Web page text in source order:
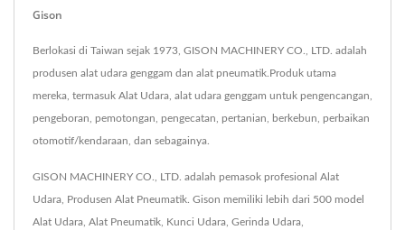
Gison
Berlokasi di Taiwan sejak 1973, GISON MACHINERY CO., LTD. adalah
produsen alat udara genggam dan alat pneumatik.Produk utama
mereka, termasuk Alat Udara, alat udara genggam untuk pengencangan,
pengeboran, pemotongan, pengecatan, pertanian, berkebun, perbaikan
otomotif/kendaraan, dan sebagainya.
GISON MACHINERY CO., LTD. adalah pemasok profesional Alat
Udara, Produsen Alat Pneumatik. Gison memiliki lebih dari 500 model
Alat Udara, Alat Pneumatik, Kunci Udara, Gerinda Udara,